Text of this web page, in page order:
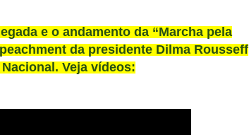
e o andamento da “Marcha pela
da presidente Dilma Rousseff
Veja vídeos: